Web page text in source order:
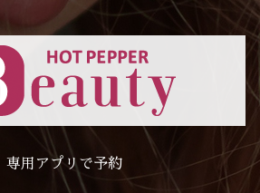
専用アプリで予約